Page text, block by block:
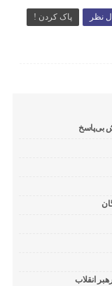
نظر پاک کردن !
بی‌پاسخ
انقلاب